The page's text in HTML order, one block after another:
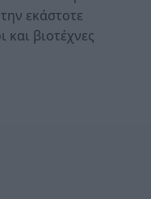
εκάστοτε
και βιοτέχνες